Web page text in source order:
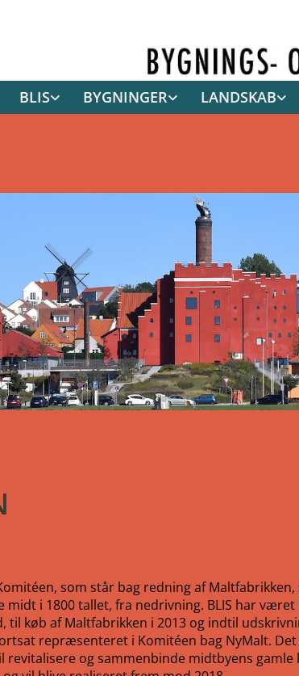
BLIS BYGNINGER LANDSKAB
som står bag redning af
i 1800 tallet, fra nedrivning. BLIS har
køb af Maltfabrikken i 2013 og indtil
repræsenteret i Komitéen bag NyMalt.
revitalisere og sammenbinde midtbyens